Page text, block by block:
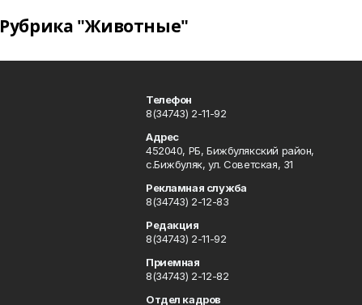
Рубрика "Животные"
Телефон
8(34743) 2-11-92
Адрес
452040, РБ, Бижбулякский район,
с.Бижбуляк, ул. Советская, 31
Рекламная служба
8(34743) 2-12-83
Редакция
8(34743) 2-11-92
Приемная
8(34743) 2-12-82
Отдел кадров